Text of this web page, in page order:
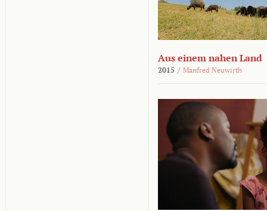
Aus einem nahen Land
2015 / Manfred Neuwirth